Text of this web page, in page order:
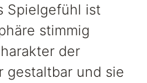
Spielgefühl ist
stimmig
der
gestaltbar und sie